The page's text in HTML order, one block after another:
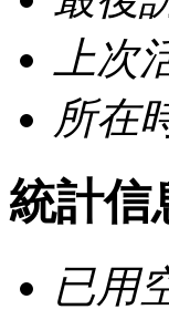
上次
所在
統計信
已用